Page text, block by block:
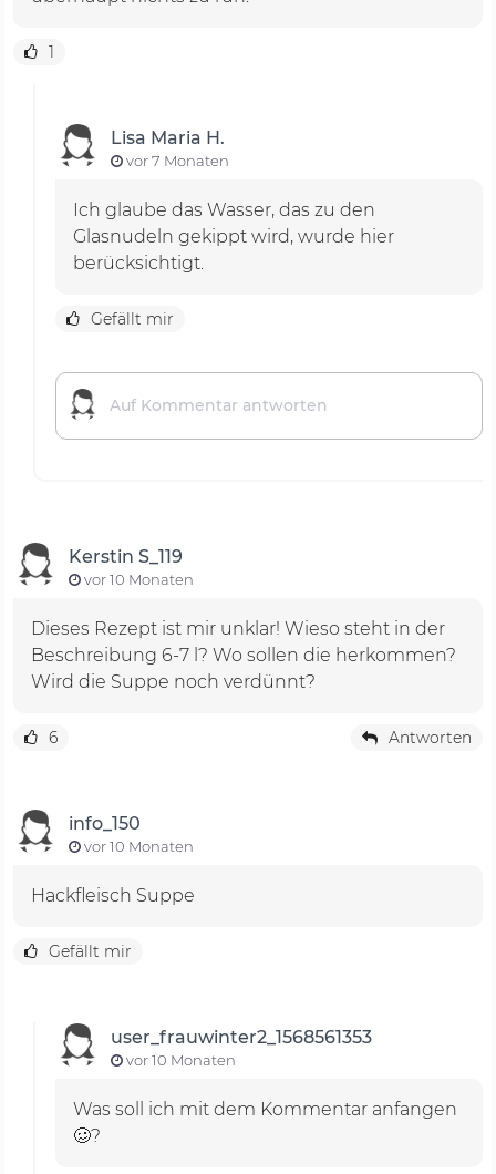
1
Lisa Maria H.
vor 7 Monaten
Ich glaube das Wasser, das zu den
Glasnudeln gekippt wird, wurde hier
berücksichtigt.
Gefällt mir
Kerstin S_119
vor 10 Monaten
Dieses Rezept ist mir unklar! Wieso steht in der
Beschreibung 6-7 l? Wo sollen die herkommen?
Wird die Suppe noch verdünnt?
6 Antworten
info_150
vor 10 Monaten
Hackfleisch Suppe
Gefällt mir
user_frauwinter2_1568561353
vor 10 Monaten
Was soll ich mit dem Kommentar anfangen
🥴?